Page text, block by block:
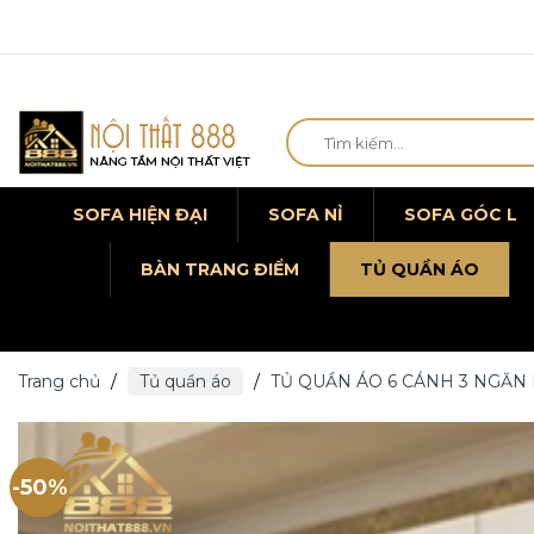
Chuyển
đến
dung
Tìm
kiếm:
SOFA HIỆN ĐẠI SOFA NỈ SOFA GÓC L
BÀN TRANG ĐIỂM TỦ QUẦN ÁO
Trang chủ / Tủ quần áo / TỦ QUẦN ÁO 6 CÁNH 3
-50%